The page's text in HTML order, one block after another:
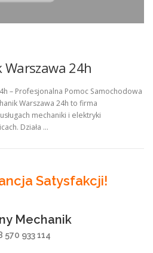
24h
– Profesjonalna Pomoc Samochodowa
Warszawa 24h to firma
mechaniki i elektryki
Działa …
Satysfakcji!
Mechanik
570 933 114